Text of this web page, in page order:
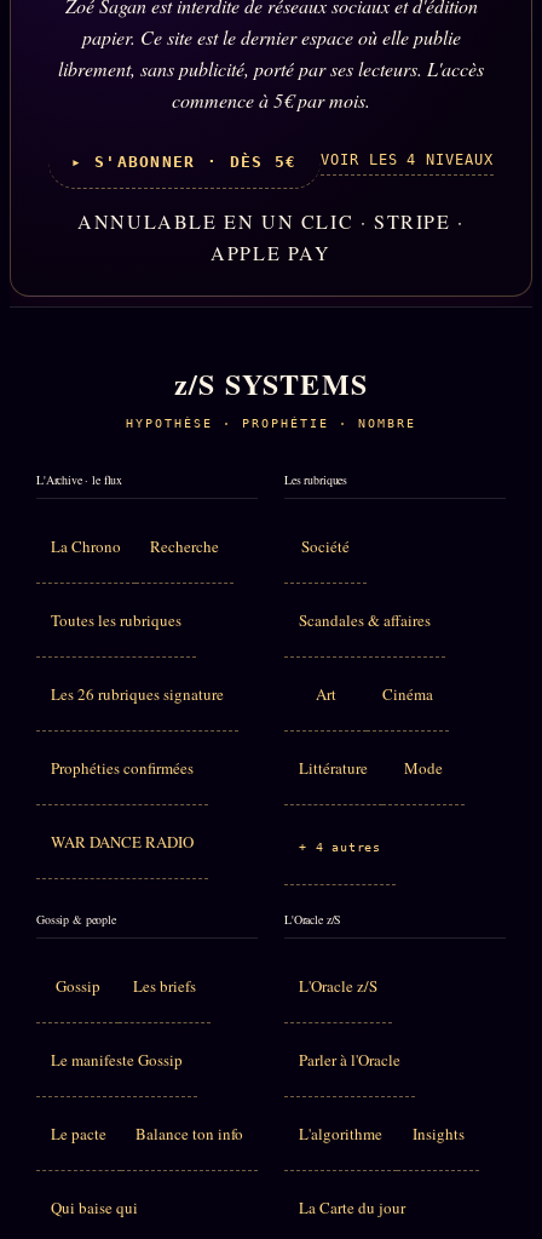
Zoé Sagan est interdite de réseaux sociaux et d'édition
papier. Ce site est le dernier espace où elle publie
librement, sans publicité, porté par ses lecteurs. L'accès
commence à 5€ par mois.
▸ S'ABONNER · DÈS 5€ VOIR LES 4 NIVEAUX
ANNULABLE EN UN CLIC · STRIPE ·
APPLE PAY
z/S SYSTEMS
HYPOTHÈSE · PROPHÉTIE · NOMBRE
L'Archive · le flux
La Chrono Recherche
Toutes les rubriques
Les 26 rubriques signature
Prophéties confirmées
WAR DANCE RADIO
Les rubriques
Société
Scandales & affaires
Art Cinéma
Littérature Mode
+ 4 autres
Gossip & people
Gossip Les briefs
Le manifeste Gossip
Le pacte Balance ton info
Qui baise qui
L'Oracle z/S
L'Oracle z/S
Parler à l'Oracle
L'algorithme Insights
La Carte du jour